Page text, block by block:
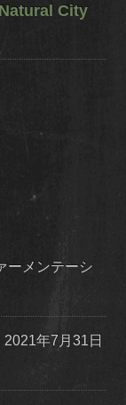
City
ーメンテーシ
年7月31日